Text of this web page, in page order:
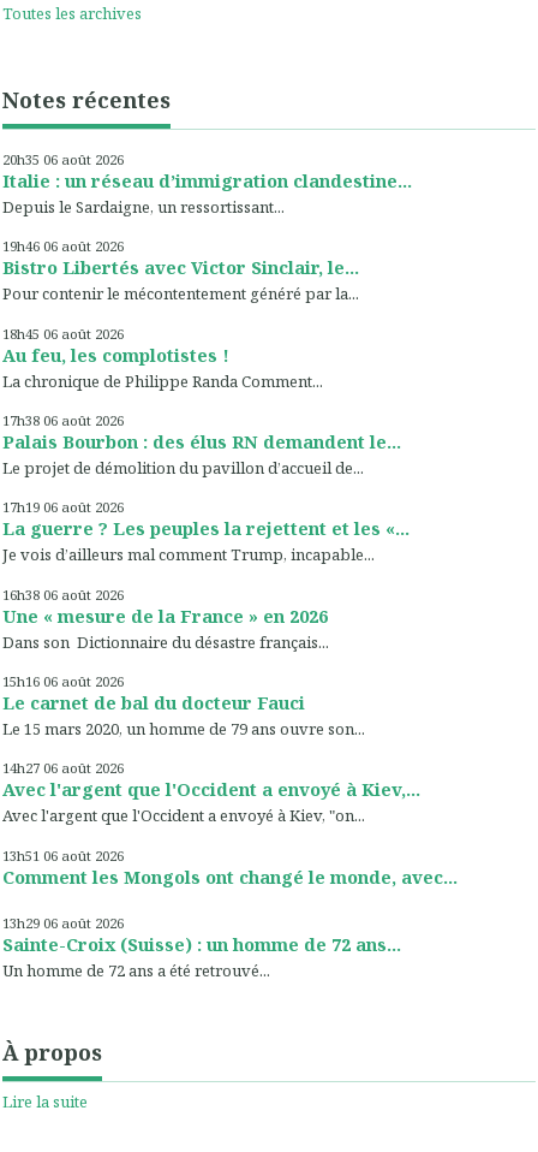
Toutes les archives
Notes récentes
20h35 06 août 2026
Italie : un réseau d’immigration clandestine...
Depuis le Sardaigne, un ressortissant...
19h46 06 août 2026
Bistro Libertés avec Victor Sinclair, le...
Pour contenir le mécontentement généré par la...
18h45 06 août 2026
Au feu, les complotistes !
La chronique de Philippe Randa Comment...
17h38 06 août 2026
Palais Bourbon : des élus RN demandent le...
Le projet de démolition du pavillon d’accueil de...
17h19 06 août 2026
La guerre ? Les peuples la rejettent et les «...
Je vois d’ailleurs mal comment Trump, incapable...
16h38 06 août 2026
Une « mesure de la France » en 2026
Dans son Dictionnaire du désastre français...
15h16 06 août 2026
Le carnet de bal du docteur Fauci
Le 15 mars 2020, un homme de 79 ans ouvre son...
14h27 06 août 2026
Avec l'argent que l'Occident a envoyé à Kiev,...
Avec l'argent que l'Occident a envoyé à Kiev, "on...
13h51 06 août 2026
Comment les Mongols ont changé le monde, avec...
13h29 06 août 2026
Sainte-Croix (Suisse) : un homme de 72 ans...
Un homme de 72 ans a été retrouvé...
À propos
Lire la suite